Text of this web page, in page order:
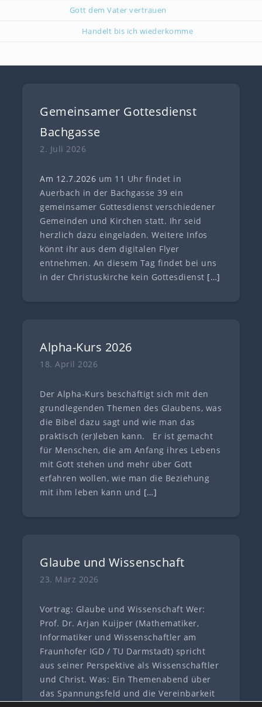
Gott dem Vater vertrauen
Handelt bis ich wiederkomme
Gemeinsamer Gottesdienst
Bachgasse
2. Juli 2026
Am 12.7.2026 um 11 Uhr findet in
Auerbach in der Bachgasse 39 ein
gemeinsamer Gottesdienst verschiedener
Gemeinden und Kirchen statt. Ihr seid
herzlich dazu eingeladen. Weitere Infos
könnt ihr aus dem digitalen Flyer
entnehmen. An diesem Tag findet bei uns
in der Christuskirche kein Gottesdienst […]
Alpha-Kurs 2026
18. April 2026
Der Alpha-Kurs beschäftigt sich mit den
grundlegenden Themen des Glaubens, was
die Bibel dazu sagt und wie man das
praktisch (er)leben kann. Er ist gemacht
für Menschen, die am Anfang ihres Lebens
mit Gott stehen und mehr über Gott
erfahren wollen, wie man die Beziehung
mit ihm leben kann und […]
Glaube und Wissenschaft
23. März 2026
Vortrag: Glaube und Wissenschaft Wer:
Prof. Dr. Arjan Kuijper (Mathematiker,
Informatiker und Wissenschaftler am
Fraunhofer IGD / TU Darmstadt) spricht
aus seiner Perspektive als Wissenschaftler
und Christ. Was: Ein Themenabend über
das Spannungsfeld und die Vereinbarkeit